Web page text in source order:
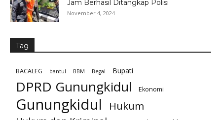
Jam Berhasil Ditangkap Polisi
November 4, 2024
Tag
BACALEG bantul BBM Begal Bupati
DPRD Gunungkidul Ekonomi
Gunungkidul Hukum